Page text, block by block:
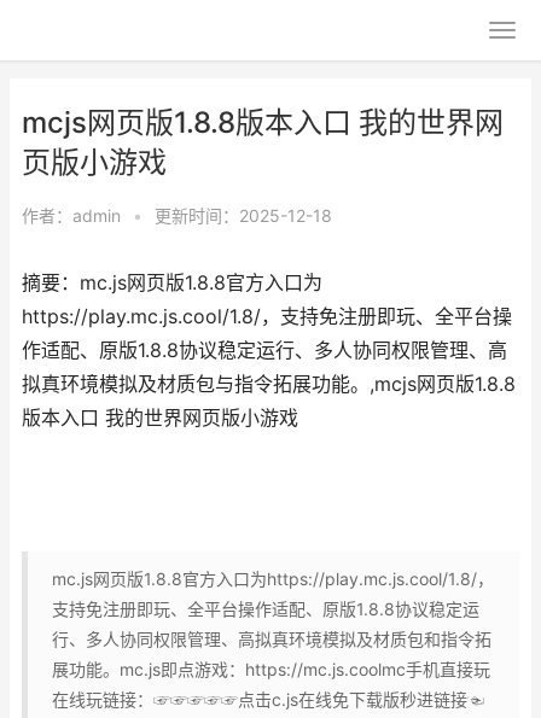
mcjs网页版1.8.8版本入口 我的世界网
页版小游戏
作者： admin • 更新时间：2025-12-18
摘要：mc.js网页版1.8.8官方入口为
https://play.mc.js.cool/1.8/，支持免注册即玩、全平台操
作适配、原版1.8.8协议稳定运行、多人协同权限管理、高
拟真环境模拟及材质包与指令拓展功能。,mcjs网页版1.8.8
版本入口 我的世界网页版小游戏
mc.js网页版1.8.8官方入口为https://play.mc.js.cool/1.8/，
支持免注册即玩、全平台操作适配、原版1.8.8协议稳定运
行、多人协同权限管理、高拟真环境模拟及材质包和指令拓
展功能。mc.js即点游戏：https://mc.js.coolmc手机直接玩
在线玩链接：☞☞☞☞☞点击c.js在线免下载版秒进链接☜